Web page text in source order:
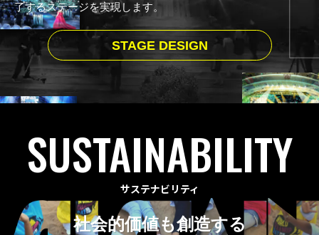
了するステージを実現します。
STAGE DESIGN
SUSTAINABILITY
サステナビリティ
社会的価値も創造する